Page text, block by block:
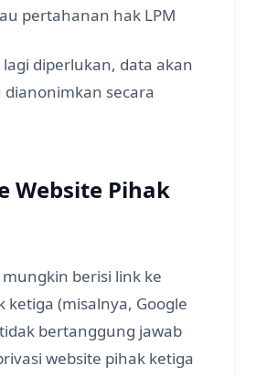
pertahanan hak LPM
diperlukan, data akan
dianonimkan secara
Website Pihak
mungkin berisi link ke
ketiga (misalnya, Google
bertanggung jawab
website pihak ketiga